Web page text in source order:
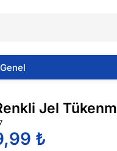
Genel
Jel
₺